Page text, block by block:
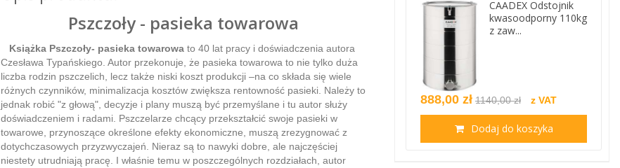
Pszczoły - pasieka towarowa
Książka Pszczoły- pasieka towarowato 40 lat pracy i doświadczenia autora
Czesława Typańskiego. Autor przekonuje, że pasieka towarowa to nie tylko duża
liczba rodzin pszczelich, lecz także niski koszt produkcji –na co składa się wiele
różnych czynników, minimalizacja kosztów zwiększa rentowność pasieki. Należy to
jednak robić "z głową", decyzje i plany muszą być przemyślane i tu autor służy
doświadczeniem i radami. Pszczelarze chcący przekształcić swoje pasieki w
towarowe, przynoszące określone efekty ekonomiczne, muszą zrezygnować z
dotychczasowych przyzwyczajeń. Nieraz są to nawyki dobre, ale najczęściej
niestety utrudniają pracę. I właśnie temu w poszczególnych rozdziałach, autor
CAADEX Odstojnik
kwasoodporny 110kg
z zaw...
888,00 zł 1140,00 zł z VAT
Dodaj do koszyka